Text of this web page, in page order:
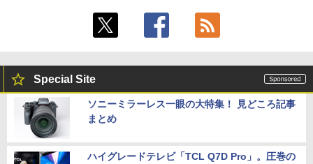
Special Site
ソニーミラーレス一眼の大特集！ 見どころ記事
まとめ
ハイグレードテレビ「TCL Q7D Pro」。圧巻の